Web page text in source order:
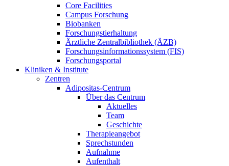
Core Facilities
Campus Forschung
Biobanken
Forschungstierhaltung
Ärztliche Zentralbibliothek (ÄZB)
Forschungsinformationssystem (FIS)
Forschungsportal
Kliniken & Institute
Zentren
Adipositas-Centrum
Über das Centrum
Aktuelles
Team
Geschichte
Therapieangebot
Sprechstunden
Aufnahme
Aufenthalt